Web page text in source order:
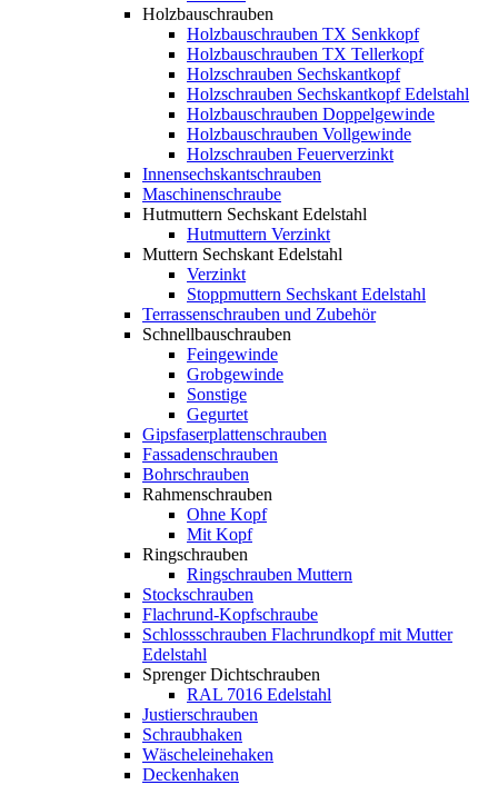
Holzbauschrauben
Holzbauschrauben TX Senkkopf
Holzbauschrauben TX Tellerkopf
Holzschrauben Sechskantkopf
Holzschrauben Sechskantkopf Edelstahl
Holzbauschrauben Doppelgewinde
Holzbauschrauben Vollgewinde
Holzschrauben Feuerverzinkt
Innensechskantschrauben
Maschinenschraube
Hutmuttern Sechskant Edelstahl
Hutmuttern Verzinkt
Muttern Sechskant Edelstahl
Verzinkt
Stoppmuttern Sechskant Edelstahl
Terrassenschrauben und Zubehör
Schnellbauschrauben
Feingewinde
Grobgewinde
Sonstige
Gegurtet
Gipsfaserplattenschrauben
Fassadenschrauben
Bohrschrauben
Rahmenschrauben
Ohne Kopf
Mit Kopf
Ringschrauben
Ringschrauben Muttern
Stockschrauben
Flachrund-Kopfschraube
Schlossschrauben Flachrundkopf mit Mutter
Edelstahl
Sprenger Dichtschrauben
RAL 7016 Edelstahl
Justierschrauben
Schraubhaken
Wäscheleinehaken
Deckenhaken